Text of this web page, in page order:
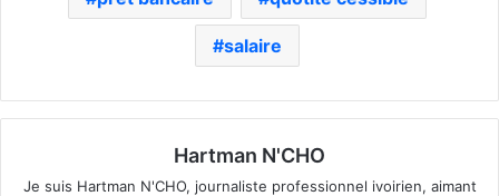
salaire
Hartman N'CHO
Je suis Hartman N'CHO, journaliste professionnel ivoirien, aimant